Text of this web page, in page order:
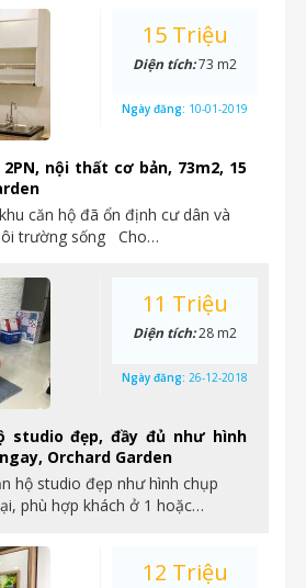
nội thất cơ bản, 73m2, 15
căn hộ đã ổn định cư dân và
trường sống Cho…
15 Triệu
Diện tích:73 m2
Ngày đăng: 10-01-2019
studio đẹp, đầy đủ như hình
Orchard Garden
hộ studio đẹp như hình chụp
phù hợp khách ở 1 hoặc…
11 Triệu
Diện tích:28 m2
Ngày đăng: 26-12-2018
12 Triệu